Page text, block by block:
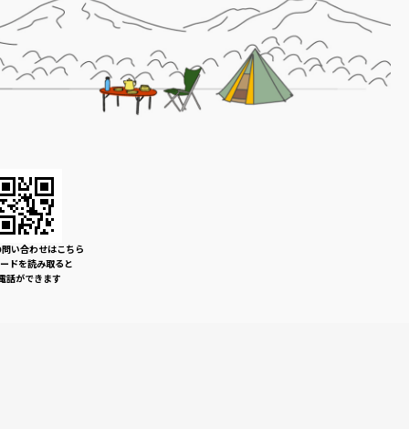
問い合わせはこちら
ドを読み取ると
話ができます